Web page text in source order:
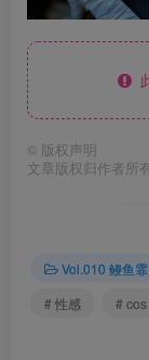
© 版权声明
文章版权归作者所
Vol.010 鳗鱼
# 性感
# cos